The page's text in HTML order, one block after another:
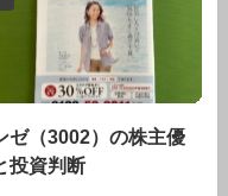
ゼ（3002）の株主優
投資判断